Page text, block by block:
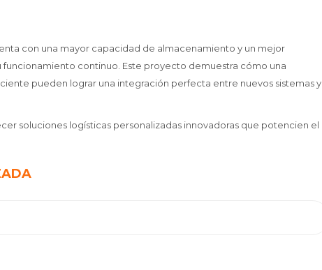
con una mayor capacidad de almacenamiento y un mejor
continuo. Este proyecto demuestra cómo una
pueden lograr una integración perfecta entre nuevos sistemas y
soluciones logísticas personalizadas innovadoras que potencien el